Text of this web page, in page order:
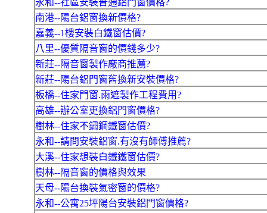
永和--社區安裝普通鋁門窗價格?
南港--陽台鋁窗換新價格?
嘉義--1樓安裝白鐵窗估價?
八里--優質隔音窗的價錢多少?
新莊--隔音窗製作廠商推薦?
新莊--陽台鋁門窗舊換新安裝價格?
板橋--住家門窗.雨遮製作工程費用?
高雄--辦公室更換鋁門窗價格?
樹林--住家不鏽鋼鐵窗估價?
永和--請問安裝鋁窗.有沒有師傅推薦?
大溪--住家想裝白鐵鐵窗估價?
樹林--隔音窗的價格與效果
天母--陽台換裝氣密窗的價格?
永和--公寓25坪陽台安裝鋁門窗價格?